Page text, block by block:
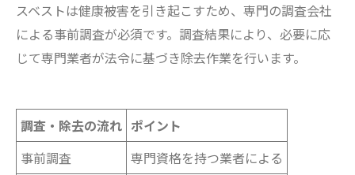
スベストは健康被害を引き起こすため、専門の調査会社
による事前調査が必須です。調査結果により、必要に応
じて専門業者が法令に基づき除去作業を行います。
調査・除去の流れ ポイント
事前調査
専門資格を持つ業者による